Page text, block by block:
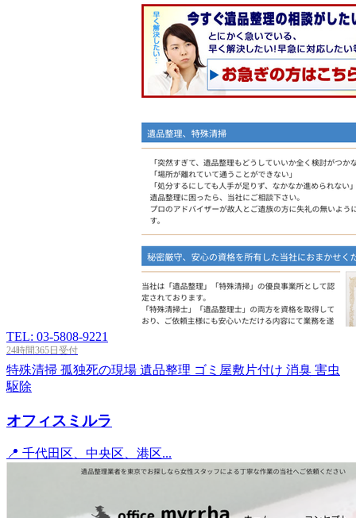
TEL: 03-5808-9221
24時間365日受付
特殊清掃 孤独死の現場 遺品整理 ゴミ屋敷片付け 消臭 害虫
駆除
オフィスミルラ
📍 千代田区、中央区、港区...